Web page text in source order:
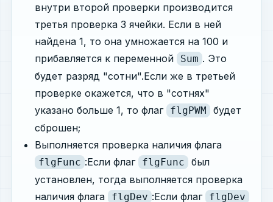
внутри второй проверки производится
третья проверка 3 ячейки. Если в ней
найдена 1, то она умножается на 100 и
прибавляется к переменной
Sum . Это
будет разряд "сотни".Если же в третьей
проверке окажется, что в "сотнях"
указано больше 1, то флаг flgPWM
будет
сброшен;
Выполняется проверка наличия флага
flgFunc :Если флаг flgFunc
был
установлен, тогда выполняется проверка
наличия флага
flgDev :Если флаг flgDev